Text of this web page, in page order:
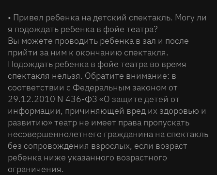
• Привел ребенка на детский спектакль. Могу ли
я подождать ребенка в фойе театра?
Вы можете проводить ребенка в зал и после
прийти за ним к окончанию спектакля.
Подождать ребенка в фойе театра во время
спектакля нельзя. Обратите внимание: в
соответствии с Федеральным законом от
29.12.2010 N 436-ФЗ «О защите детей от
информации, причиняющей вред их здоровью и
развитию» театр не имеет права пропускать
несовершеннолетнего гражданина на спектакль
без сопровождения взрослых, если возраст
ребенка ниже указанного возрастного
ограничения.